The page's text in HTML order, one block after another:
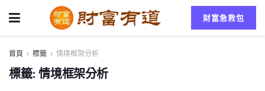
財富急救包
首頁 標籤 情境框架分析
標籤:情境框架分析